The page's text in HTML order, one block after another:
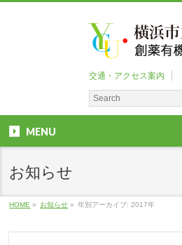
交通・アクセス案内
MENU
お知らせ
HOME » お知らせ » 年別アーカイブ: 2017年